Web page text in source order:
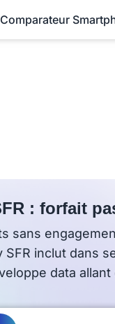
Comparateur
: forfait
sans
inclut
data